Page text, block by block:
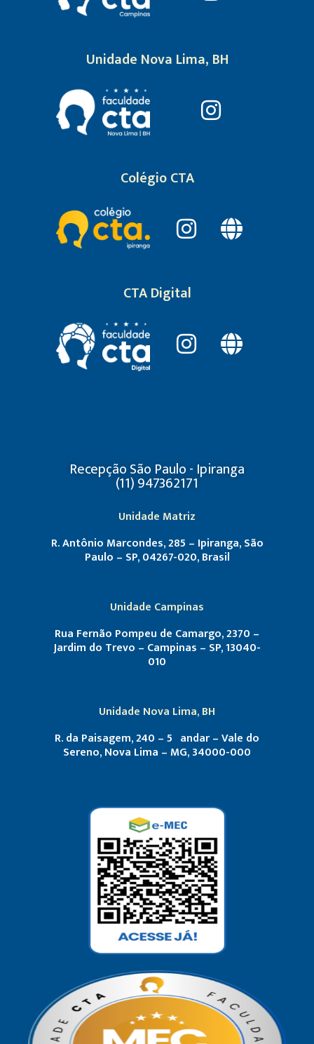
Unidade Nova Lima, BH
Colégio CTA
CTA Digital
Recepção São Paulo - Ipiranga
(11) 947362171
Unidade Matriz
R. Antônio Marcondes, 285 – Ipiranga, São
Paulo – SP, 04267-020, Brasil
Unidade Campinas
Rua Fernão Pompeu de Camargo, 2370 –
Jardim do Trevo – Campinas – SP, 13040-
010
Unidade Nova Lima, BH
R. da Paisagem, 240 – 5º andar – Vale do
Sereno, Nova Lima – MG, 34000-000